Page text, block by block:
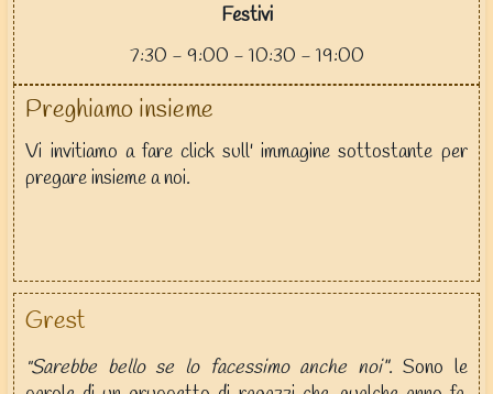
Festivi
7:30 - 9:00 - 10:30 - 19:00
Preghiamo insieme
Vi invitiamo a fare click sull' immagine sottostante per
pregare insieme a noi.
Grest
"Sarebbe bello se lo facessimo anche noi". Sono le